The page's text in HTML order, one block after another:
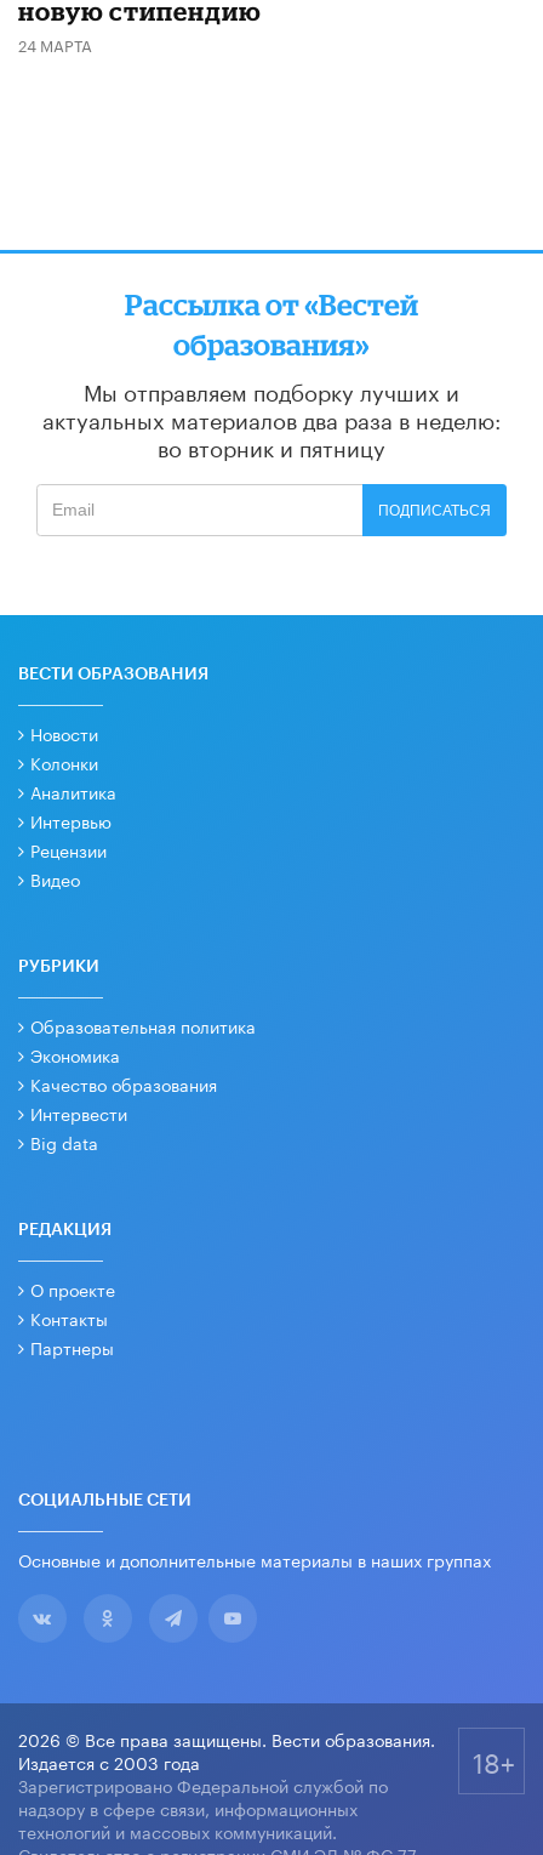
новую стипендию
24 МАРТА
Рассылка от «Вестей
образования»
Мы отправляем подборку лучших и
актуальных материалов два раза в неделю:
во вторник и пятницу
ПОДПИСАТЬСЯ
ВЕСТИ ОБРАЗОВАНИЯ
Новости
Колонки
Аналитика
Интервью
Рецензии
Видео
РУБРИКИ
Образовательная политика
Экономика
Качество образования
Интервести
Big data
РЕДАКЦИЯ
О проекте
Контакты
Партнеры
СОЦИАЛЬНЫЕ СЕТИ
Основные и дополнительные материалы в наших группах
2026 © Все права защищены. Вести образования.
Издается с 2003 года
Зарегистрировано Федеральной службой по
надзору в сфере связи, информационных
технологий и массовых коммуникаций.
18+